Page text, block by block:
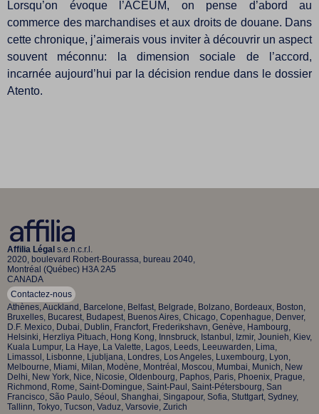
Lorsqu’on évoque l’ACÉUM, on pense d’abord au
commerce des marchandises et aux droits de douane. Dans
cette chronique, j’aimerais vous inviter à découvrir un aspect
souvent méconnu: la dimension sociale de l’accord,
incarnée aujourd’hui par la décision rendue dans le dossier
Atento.
Affilia Légal s.e.n.c.r.l.
2020, boulevard Robert-Bourassa, bureau 2040,
Montréal (Québec) H3A 2A5
CANADA
Contactez-nous
Athènes, Auckland, Barcelone, Belfast, Belgrade, Bolzano, Bordeaux, Boston,
Bruxelles, Bucarest, Budapest, Buenos Aires, Chicago, Copenhague, Denver,
D.F. Mexico, Dubai, Dublin, Francfort, Frederikshavn, Genève, Hambourg,
Helsinki, Herzliya Pituach, Hong Kong, Innsbruck, Istanbul, Izmir, Jounieh, Kiev,
Kuala Lumpur, La Haye, La Valette, Lagos, Leeds, Leeuwarden, Lima,
Limassol, Lisbonne, Ljubljana, Londres, Los Angeles, Luxembourg, Lyon,
Melbourne, Miami, Milan, Modène, Montréal, Moscou, Mumbai, Munich, New
Delhi, New York, Nice, Nicosie, Oldenbourg, Paphos, Paris, Phoenix, Prague,
Richmond, Rome, Saint-Domingue, Saint-Paul, Saint-Pétersbourg, San
Francisco, São Paulo, Séoul, Shanghai, Singapour, Sofia, Stuttgart, Sydney,
Tallinn, Tokyo, Tucson, Vaduz, Varsovie, Zurich